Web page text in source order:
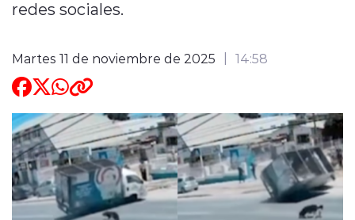
redes sociales.
Martes 11 de noviembre de 2025 14:58